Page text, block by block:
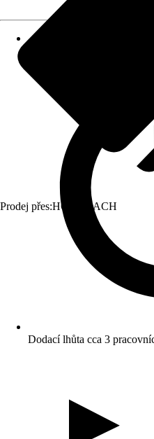
Prodej přes:HORNBACH
Dodací lhůta cca 3